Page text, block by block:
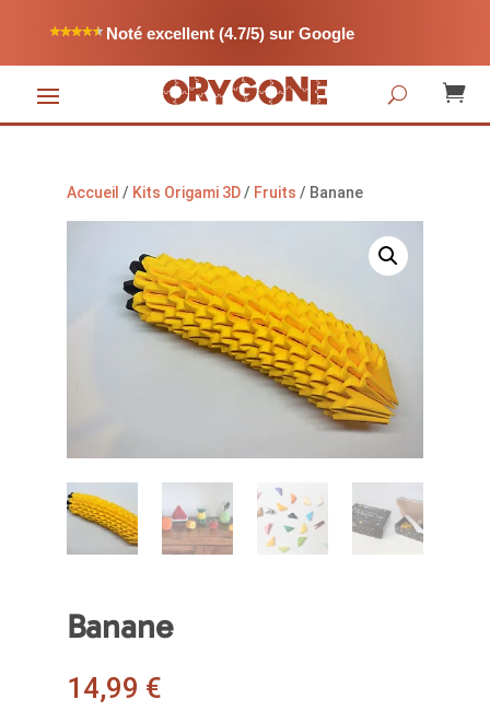
Noté excellent (4.7/5) sur Google

Accueil / Kits Origami 3D/ Fruits / Banane
Banane
14,99 €